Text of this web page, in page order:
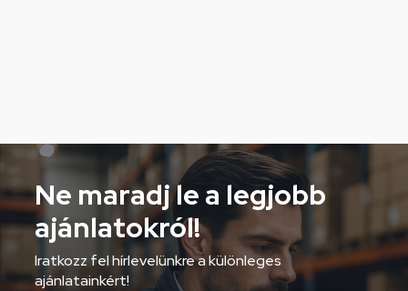
Ne maradj le a legjobb
ajánlatokról!
Iratkozz fel hírlevelünkre a különleges
ajánlatainkért!